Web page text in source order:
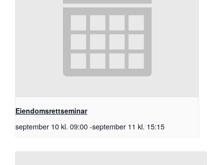
Eiendomsrettseminar
september 10 kl. 09:00-september 11 kl. 15:15